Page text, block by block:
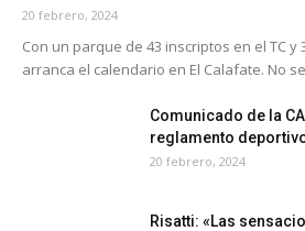
20 febrero, 2024
Con un parque de 43 inscriptos en el TC y
arranca el calendario en El Calafate. No
Comunicado de la
reglamento deportivo
20 febrero, 2024
Risatti: «Las